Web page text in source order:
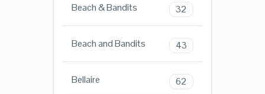
Beach & Bandits 32
Beach and Bandits 43
Bellaire 62